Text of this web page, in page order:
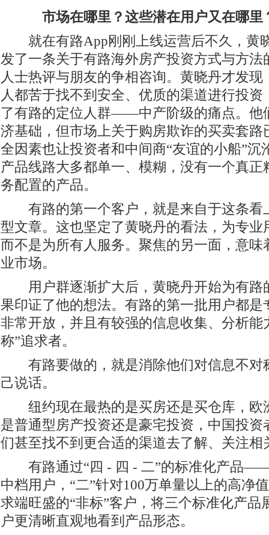
市场在哪里？这些潜在用户又在哪里
就在有路App刚刚上线运营后不久，黄
发了一条关于有路海外房产投资方式与方法
人士热评与朋友的争相咨询。黄晓丹才发
人都苦于找不到安全、优质的渠道进行投
了有路的定位人群——中产阶级的痛点。他
济基础，但市场上关于购房欺诈的买卖套路
全因素也让投资者和中间商“友谊的小船”沉
产品线路大多都单一、模糊，没有一个真正
务配置的产品。
有路的第一个客户，就是来自于这条看
型文章。这也坚定了黄晓丹的看法，为专业
而不是为所有人服务。聚焦的另一面，意味
业市场。
用户群逐渐扩大后，黄晓丹开始为有路
果印证了他的想法。有路的第一批用户都是
非常开放，并且有较强的信息收集、分析能
称”追求者。
有路要做的，就是消除他们对信息不对
己说话。
纽约现在最热的是买房还是买仓库，欧
是普通型房产投资还是豪宅投资，中国投资
们甚至找不到更合适的渠道去了解、关注相
有路通过“四 - 四 - 二”的标准化产品
中档用户，“二”针对100万单量以上的高净
求端旺盛的“非标”客户，将三个标准化产品
户更清晰直观地看到产品形态。